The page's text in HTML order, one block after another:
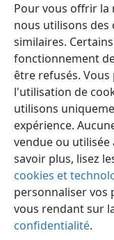
Pour vous offrir la
nous utilisons des
similaires.
fonctionnement
être refusés.
l'utilisation de
utilisons
expérience.
vendue ou
savoir plus, lisez
cookies et
personnaliser vos
vous rendant sur
confidentialité.
Copyright British